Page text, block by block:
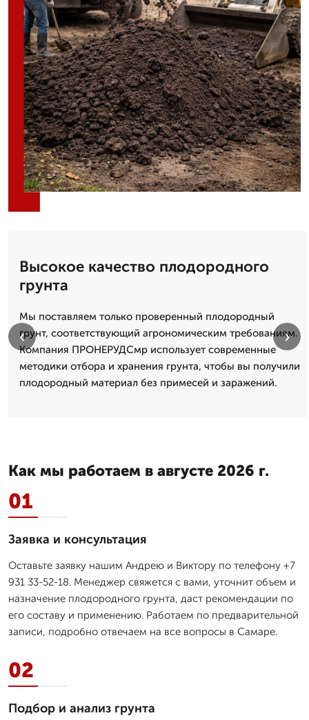
Высокое качество плодородного
грунта
Мы поставляем только проверенный плодородный
грунт, соответствующий агрономическим требованиям.
Компания ПРОНЕРУДСмр использует современные
методики отбора и хранения грунта, чтобы вы получили
плодородный материал без примесей и заражений.
‹ ›
Как мы работаем в августе 2026 г.
01
Заявка и консультация
Оставьте заявку нашим Андрею и Виктору по телефону +7
931 33-52-18. Менеджер свяжется с вами, уточнит объем и
назначение плодородного грунта, даст рекомендации по
его составу и применению. Работаем по предварительной
записи, подробно отвечаем на все вопросы в Самаре.
02
Подбор и анализ грунта